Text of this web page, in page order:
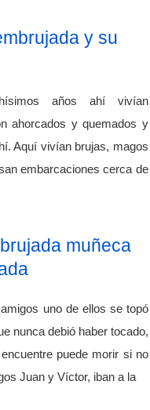
y su
años ahí vivían
ahorcados y quemados y
Aquí vivían brujas, magos
embarcaciones cerca de
muñeca
uno de ellos se topó
nunca debió haber tocado,
puede morir si no
Juan y Víctor, iban a la